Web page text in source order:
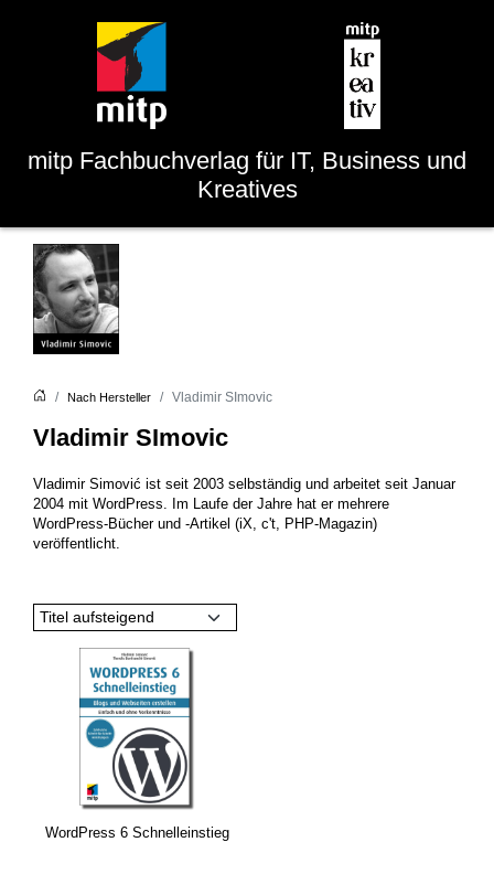
mitp Fachbuchverlag für IT, Business und
Kreatives
Nach Hersteller Vladimir SImovic
Vladimir SImovic
Vladimir Simović ist seit 2003 selbständig und arbeitet seit Januar
2004 mit WordPress. Im Laufe der Jahre hat er mehrere
WordPress-Bücher und -Artikel (iX, c't, PHP-Magazin)
veröffentlicht.
Titel aufsteigend
WordPress 6 Schnelleinstieg